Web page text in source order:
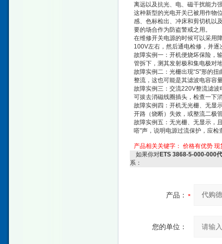
离远以及抗光、电、磁干扰能力
这种新型的光电开关已被用作物
感、色标检出、冲床和剪切机以
要的场合作为防盗警戒之用。
在维修开关电源的时候可以采用
100V左右，然后通电检修，并逐
故障实例一：开机便烧坏保险，
管拆下，测其发射极和集电极对
故障实例二：光栅出现“S"形的
整流，这也可能是其滤波电容容
故障实例三：交流220V整流滤
可拔去消磁线圈插头，检查一下
故障实例四：开机无光栅、无显
开路（烧断）失效，或整流二极
故障实例五：无光栅、无显示，
嗒"声，说明电源过流保护，应检
产品相关关键字： 价格有优势 现
如果你对ETS 3868-5-000-000
系：
产品：
您的单位：